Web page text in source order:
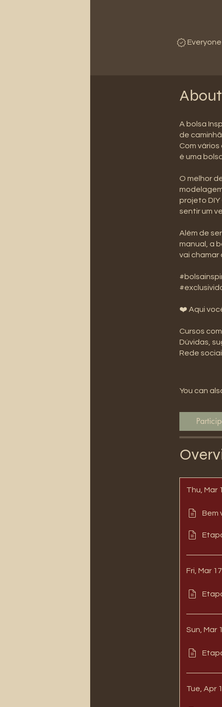
About
A bolsa
de
Com
é uma
O melhor
projeto DIY
sentir um
Além de
manual, a
vai chamar
❤️ Aqui
Cursos
Dúvidas,
️Rede
You can
Thu, Mar
Bem
Fri, Mar
Sun, Mar
Tue, Apr